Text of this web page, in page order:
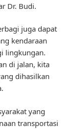
Dr. Budi.
juga dapat
kendaraan
lingkungan.
di jalan, kita
dihasilkan
yang
transportasi